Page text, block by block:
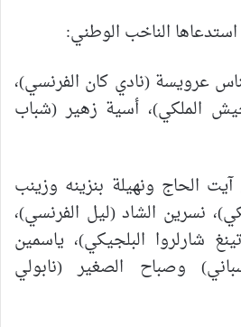
استدعاها الناخب الوطني:
عرويسة (نادي كان الفرنسي)،
الملكي)، أسية زهير (شباب
الحاج ونهيلة بنزينه وزينب
نسرين الشاد (ليل الفرنسي)،
شارلروا البلجيكي)، ياسمين
وصباح الصغير (نابولي